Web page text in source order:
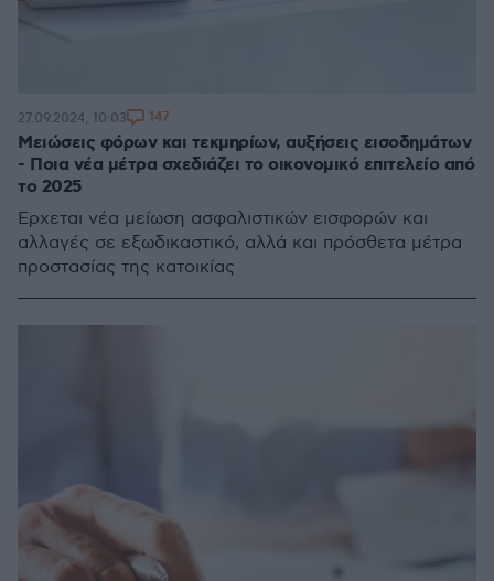
Μειώσεις φόρων και τεκμηρίων, αυξήσεις εισοδημάτων
- Ποια νέα μέτρα σχεδιάζει το οικονομικό επιτελείο από
το 2025
Ερχεται νέα μείωση ασφαλιστικών εισφορών και
αλλαγές σε εξωδικαστικό, αλλά και πρόσθετα μέτρα
προστασίας της κατοικίας
27.09.2024, 10:03 147